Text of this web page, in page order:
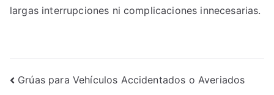
largas interrupciones ni complicaciones innecesarias.
Navegación
Grúas para Vehículos Accidentados o Averiados